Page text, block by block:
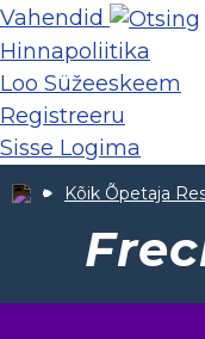
Vahendid
Hinnapoliitika
Loo Süžeeskeem
Registreeru
Sisse Logima
Kõik Õpetaja